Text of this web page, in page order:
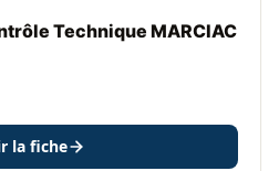
Technique MARCIAC
la fiche